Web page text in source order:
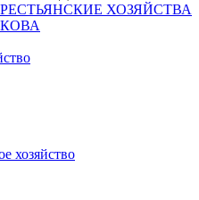
ХОЗЯЙСТВА
хозяйство